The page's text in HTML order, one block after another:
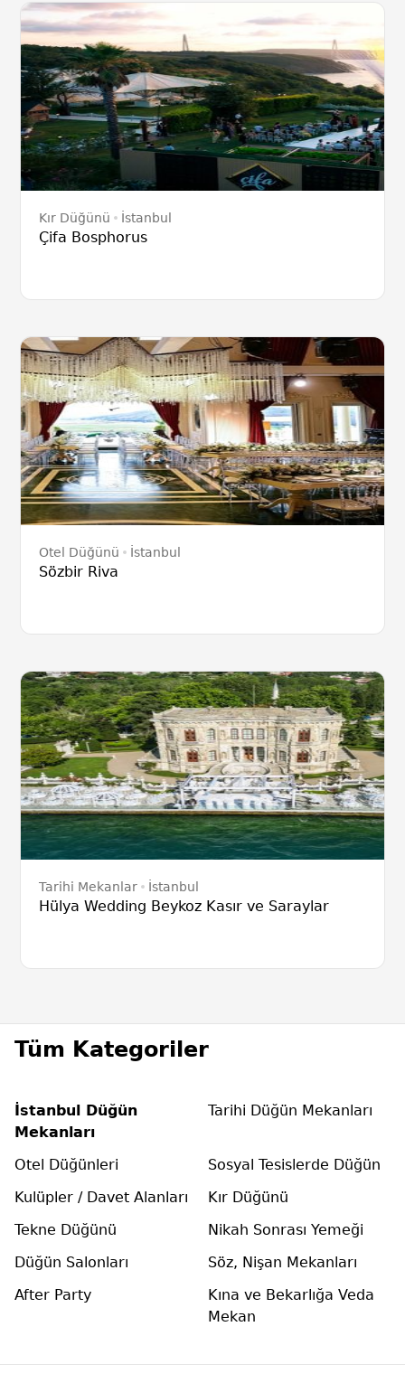
Kır Düğünü İstanbul
Çifa Bosphorus
Otel Düğünü İstanbul
Sözbir Riva
Tarihi Mekanlar İstanbul
Hülya Wedding Beykoz Kasır ve Saraylar
Tüm Kategoriler
İstanbul Düğün
Mekanları
Tarihi Düğün Mekanları
Otel Düğünleri
Sosyal Tesislerde Düğün
Kulüpler / Davet Alanları
Kır Düğünü
Tekne Düğünü
Nikah Sonrası Yemeği
Düğün Salonları
Söz, Nişan Mekanları
After Party
Kına ve Bekarlığa Veda
Mekan